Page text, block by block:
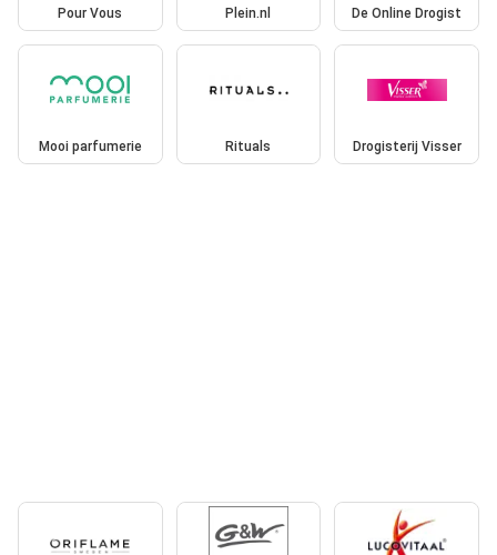
Pour Vous Plein.nl De Online Drogist
Mooi parfumerie Rituals Drogisterij Visser